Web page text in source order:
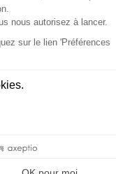
principale
Le point
de la crise
À Paris, pour